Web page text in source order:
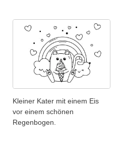
Kleiner Kater mit einem Eis
vor einem schönen
Regenbogen.